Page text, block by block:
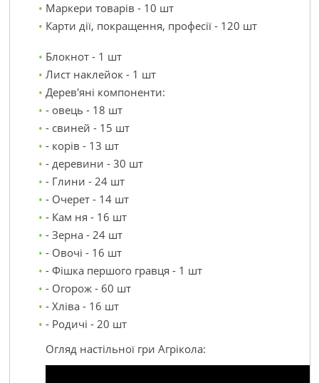
Маркери товарів - 10 шт
Карти дії, покращення, професії - 120 шт
Блокнот - 1 шт
Лист наклейок - 1 шт
Дерев'яні компоненти:
- овець - 18 шт
- свиней - 15 шт
- корів - 13 шт
- деревини - 30 шт
- Глини - 24 шт
- Очерет - 14 шт
- Кам ня - 16 шт
- Зерна - 24 шт
- Овочі - 16 шт
- Фішка першого гравця - 1 шт
- Огорож - 60 шт
- Хліва - 16 шт
- Родичі - 20 шт
Огляд настільної гри Агрікола: